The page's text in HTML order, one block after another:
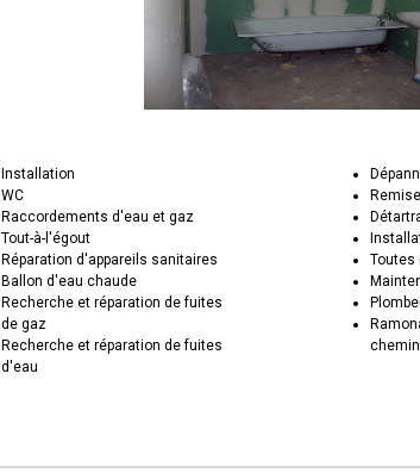
Installation
WC
Raccordements d'eau et gaz
Tout-à-l'égout
Réparation d'appareils sanitaires
Ballon d'eau chaude
Recherche et réparation de fuites
de gaz
Recherche et réparation de fuites
d'eau
Toutes